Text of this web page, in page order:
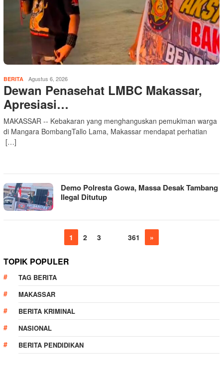
BERITA Agustus 6, 2026
Dewan Penasehat LMBC Makassar,
Apresiasi…
MAKASSAR -- Kebakaran yang menghanguskan pemukiman warga
di Mangara BombangTallo Lama, Makassar mendapat perhatian
[…]
Demo Polresta Gowa, Massa Desak Tambang
Ilegal Ditutup
1 2 3 361 »
TOPIK POPULER
TAG BERITA
MAKASSAR
BERITA KRIMINAL
NASIONAL
BERITA PENDIDIKAN